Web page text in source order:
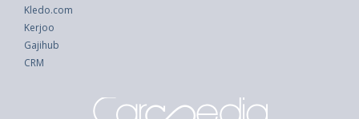
Kledo.com
Kerjoo
Gajihub
CRM